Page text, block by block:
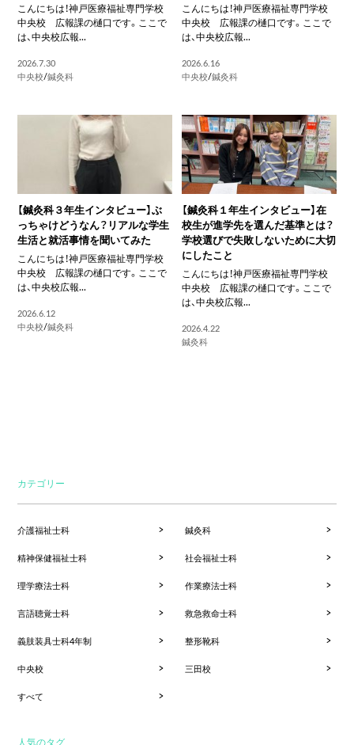
こんにちは！神戸医療福祉専門学校
中央校 広報課の樋口です。ここで
は、中央校広報...
2026.7.30
中央校/鍼灸科
こんにちは！神戸医療福祉専門学校
中央校 広報課の樋口です。ここで
は、中央校広報...
2026.6.16
中央校/鍼灸科
【鍼灸科３年生インタビュー】ぶ
っちゃけどうなん？リアルな学生
生活と就活事情を聞いてみた
こんにちは！神戸医療福祉専門学校
中央校 広報課の樋口です。ここで
は、中央校広報...
2026.6.12
中央校/鍼灸科
【鍼灸科１年生インタビュー】在
校生が進学先を選んだ基準とは？
学校選びで失敗しないために大切
にしたこと
こんにちは！神戸医療福祉専門学校
中央校 広報課の樋口です。ここで
は、中央校広報...
2026.4.22
鍼灸科
カテゴリー
介護福祉士科 鍼灸科
精神保健福祉士科 社会福祉士科
理学療法士科 作業療法士科
言語聴覚士科 救急救命士科
義肢装具士科4年制 整形靴科
中央校 三田校
すべて
人気のタグ